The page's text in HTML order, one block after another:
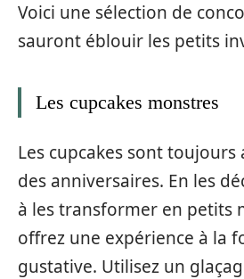
Voici une sélection de
sauront éblouir les petits
Les cupcakes monstres
Les cupcakes sont toujours
des anniversaires. En les
à les transformer en petits
offrez une expérience à la
gustative. Utilisez un